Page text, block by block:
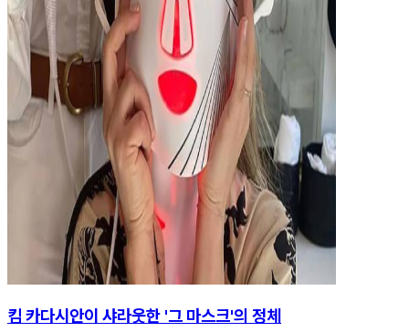
킴 카다시안이 샤라웃한 '그 마스크'의 정체